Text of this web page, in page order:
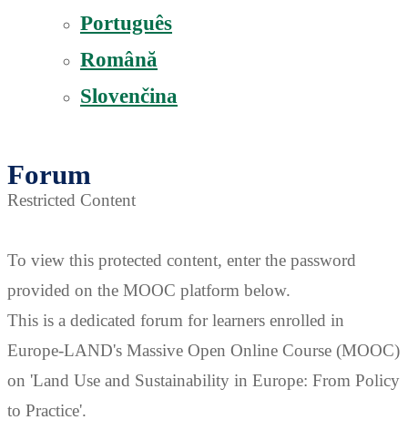
Português
Română
Slovenčina
Forum
Restricted Content
To view this protected content, enter the password
provided on the MOOC platform below.
This is a dedicated forum for learners enrolled in
Europe-LAND's Massive Open Online Course (MOOC)
on 'Land Use and Sustainability in Europe: From Policy
to Practice'.